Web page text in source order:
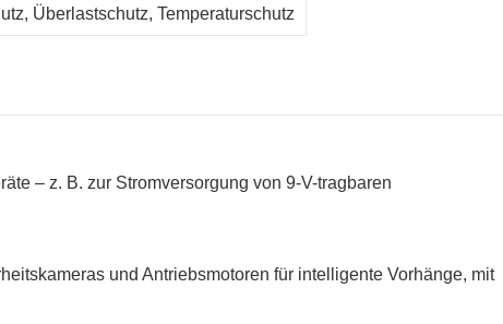
Überlastschutz, Temperaturschutz
– z. B. zur Stromversorgung von 9-V-tragbaren
und Antriebsmotoren für intelligente Vorhänge, mit